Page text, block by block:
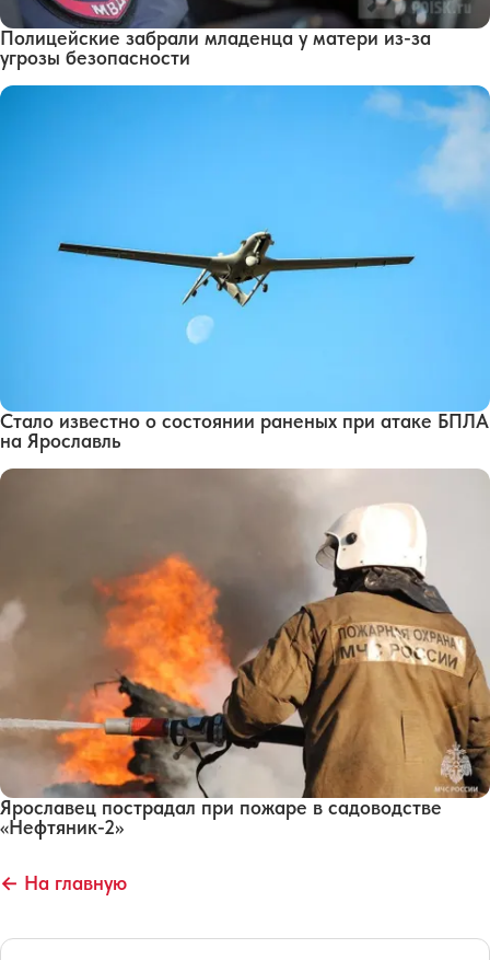
Полицейские забрали младенца у матери из-за
угрозы безопасности
Стало известно о состоянии раненых при атаке БПЛА
на Ярославль
Ярославец пострадал при пожаре в садоводстве
«Нефтяник-2»
← На главную